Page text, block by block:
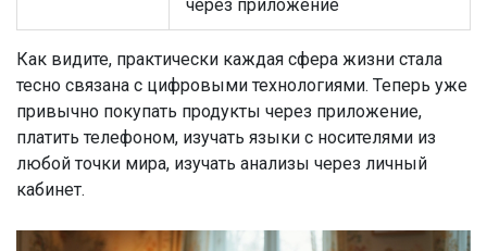
через приложение
Как видите, практически каждая сфера жизни стала
тесно связана с цифровыми технологиями. Теперь уже
привычно покупать продукты через приложение,
платить телефоном, изучать языки с носителями из
любой точки мира, изучать анализы через личный
кабинет.